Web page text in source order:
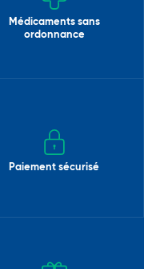
Médicaments sans
ordonnance
Paiement sécurisé